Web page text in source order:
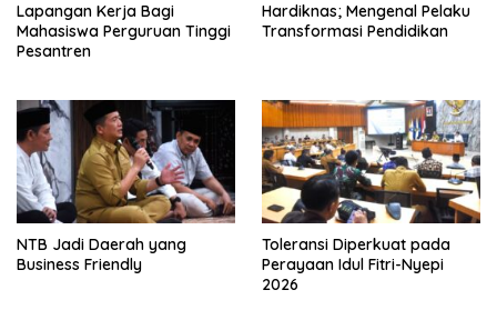
Lapangan Kerja Bagi
Mahasiswa Perguruan Tinggi
Pesantren
Hardiknas; Mengenal Pelaku
Transformasi Pendidikan
NTB Jadi Daerah yang
Business Friendly
Toleransi Diperkuat pada
Perayaan Idul Fitri-Nyepi
2026